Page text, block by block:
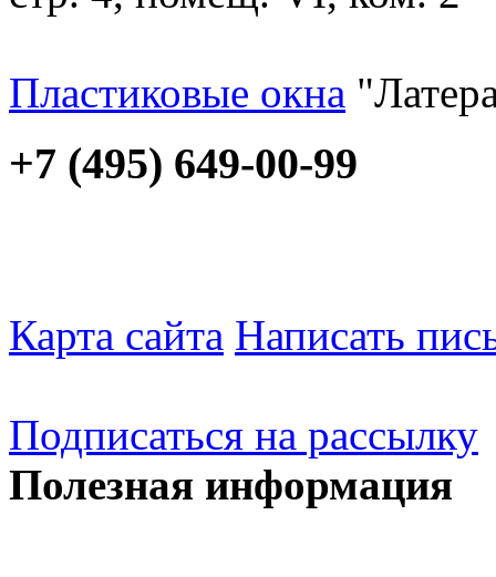
Пластиковые окна
+7 (495) 649-00-99
Карта сайта Написать
Подписаться на рассылку
Полезная информация